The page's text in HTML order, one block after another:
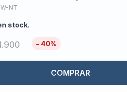
NT
stock.
40
COMPRAR